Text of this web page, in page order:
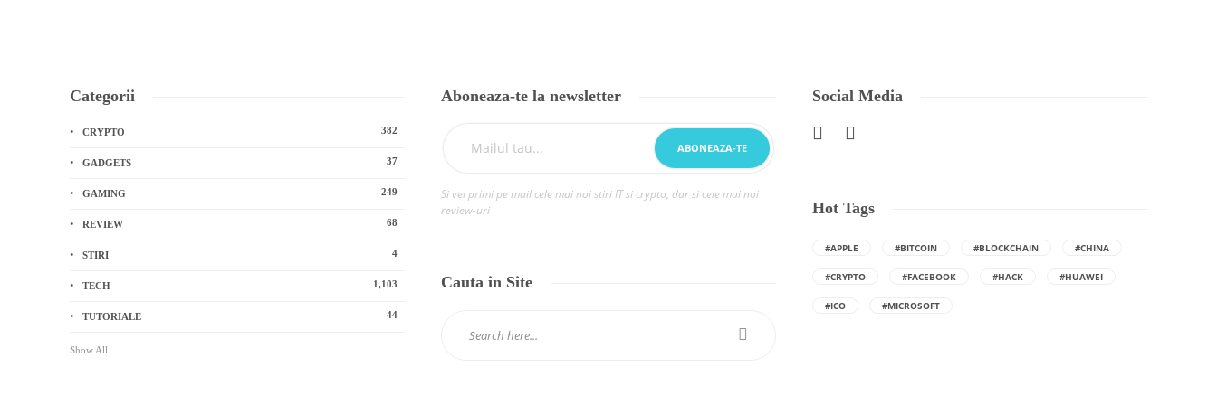
Categorii
CRYPTO 382
GADGETS 37
GAMING 249
REVIEW 68
STIRI 4
TECH 1,103
TUTORIALE 44
Show All
Aboneaza-te la newsletter
Si vei primi pe mail cele mai noi stiri IT si crypto, dar si cele mai noi
review-uri
Cauta in Site
Social Media
Hot Tags
#APPLE #BITCOIN #BLOCKCHAIN #CHINA
#CRYPTO #FACEBOOK #HACK #HUAWEI
#ICO #MICROSOFT